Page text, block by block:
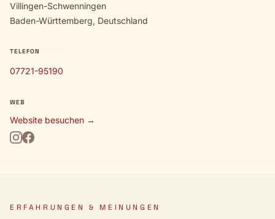
Villingen-Schwenningen
Baden-Württemberg, Deutschland
TELEFON
07721-95190
WEB
Website besuchen →
ERFAHRUNGEN & MEINUNGEN